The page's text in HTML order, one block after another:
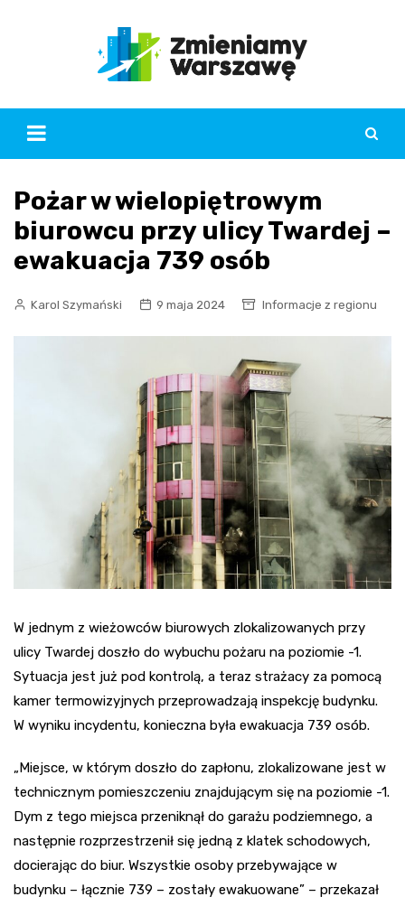
Pożar w wielopiętrowym
biurowcu przy ulicy Twardej –
ewakuacja 739 osób
Karol Szymański 9 maja 2024 Informacje z regionu
W jednym z wieżowców biurowych zlokalizowanych przy
ulicy Twardej doszło do wybuchu pożaru na poziomie -1.
Sytuacja jest już pod kontrolą, a teraz strażacy za pomocą
kamer termowizyjnych przeprowadzają inspekcję budynku.
W wyniku incydentu, konieczna była ewakuacja 739 osób.
„Miejsce, w którym doszło do zapłonu, zlokalizowane jest w
technicznym pomieszczeniu znajdującym się na poziomie -1.
Dym z tego miejsca przeniknął do garażu podziemnego, a
następnie rozprzestrzenił się jedną z klatek schodowych,
docierając do biur. Wszystkie osoby przebywające w
budynku – łącznie 739 – zostały ewakuowane” – przekazał